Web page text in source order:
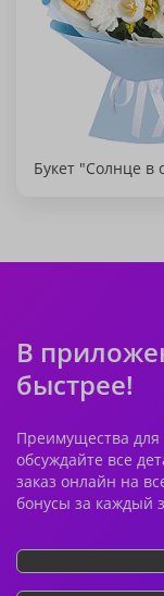
Букет "Солнце в
В
быстрее!
Преимущества для
обсуждайте все
заказ онлайн на
бонусы за каждый